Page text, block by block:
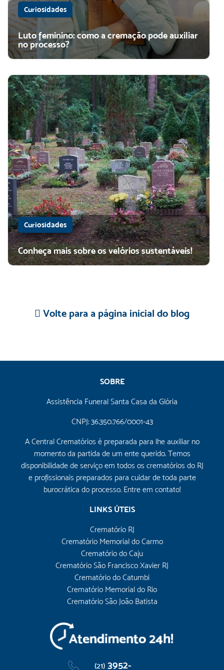
Curiosidades
Luto feminino: como a cremação pode auxiliar
no processo?
Curiosidades
Conheça mais sobre os velórios sustentáveis!
Volte para a página inicial do blog
SOBRE
Assistência Funeral Santa Casa da Glória
CNPJ: 36.350.766/0001-43
A Central Crematórios é preparada para lhe auxiliar no
momento da partida de um ente querido. Temos
disponibilidade de serviço em todos os crematórios do RJ
e profissionais preparados para cuidar de toda parte
burocrática do processo. Entre em contato!
LINKS ÚTEIS
Crematório RJ
Crematório Memorial do Carmo
Crematório do Caju
Crematório São Francisco Xavier RJ
Crematório do Catumbi
Crematório Memorial do Rio
Crematório São João Batista
(21) 3952-